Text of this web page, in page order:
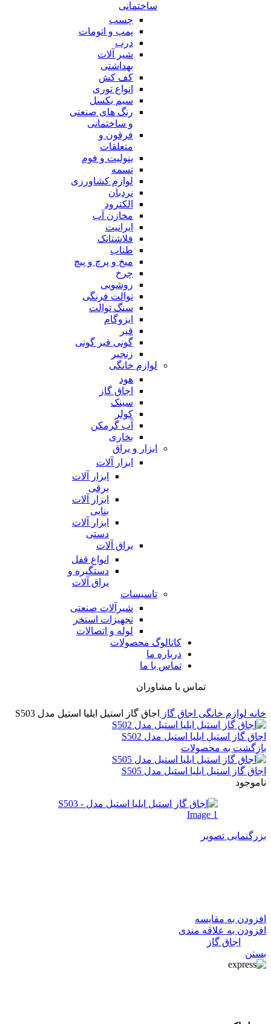
ساختمانی
چسب
پمپ و اتومات
درب
شیر آلات
بهداشتی
کف کش
انواع توری
سیم بکسل
رنگ های صنعتی
و ساختمانی
فرقون و
متعلقات
ینولیت و فوم
تسمه
لوازم کشاورزی
نردبان
الکترود
مخازن آب
ایرانیت
فلاشتانک
طناب
میخ و پرچ و پیچ
چرخ
روشویی
توالت فرنگی
سنگ توالت
ایزوگام
قیر
گونی قیر گونی
زنجیر
لوازم خانگی
هود
اجاق گاز
سینک
کولر
آب گرمکن
بخاری
ابزار و یراق
ابزار آلات
ابزار آلات
برقی
ابزار آلات
بنایی
ابزار آلات
دستی
یراق آلات
انواع قفل
دستگیره و
یراق آلات
تاسیسات
شیرآلات صنعتی
تجهیزات استخر
لوله و اتصالات
کاتالوگ محصولات
درباره ما
تماس با ما
تماس با مشاوران
خانه لوازم خانگی اجاق گاز اجاق گاز استیل ایلیا استیل مدل S503
اجاق گاز استیل ایلیا استیل مدل S502
بازگشت به محصولات
اجاق گاز استیل ایلیا استیل مدل S505
ناموجود
بزرگنمایی تصویر
افزودن به مقایسه
افزودن به علاقه مندی
اجاق گاز
بستن